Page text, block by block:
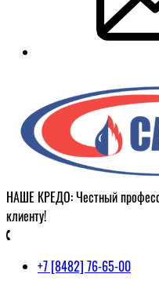
НАШЕ КРЕДО: Честный
клиенту!
+7 [8482] 76-65-00